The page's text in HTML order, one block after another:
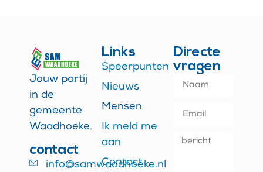
Jouw partij
in de
gemeente
Waadhoeke.
contact
info@samwaadhoeke.nl
Links
Speerpunten
Nieuws
Mensen
Ik meld me
aan
Contact
Directe
vragen